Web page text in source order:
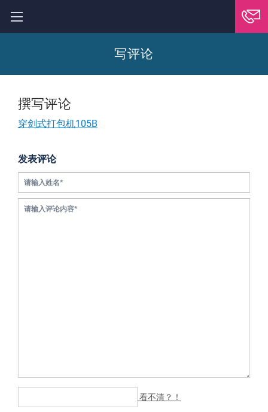
写评论
撰写评论
穿剑式打包机105B
发表评论
看不清？！